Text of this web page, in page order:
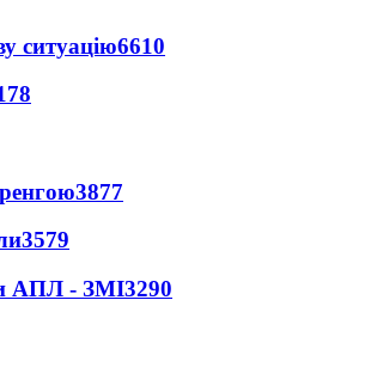
ситуацію6610
3877
3579
АПЛ - ЗМІ3290